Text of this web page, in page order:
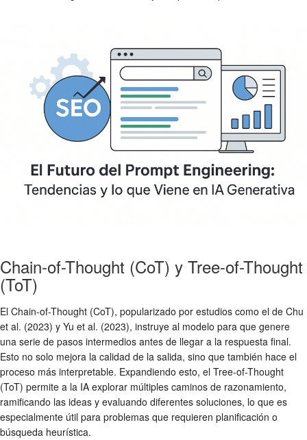
Chain-of-Thought (CoT) y Tree-of-Thought
(ToT)
El Chain-of-Thought (CoT), popularizado por estudios como el de Chu
et al. (2023) y Yu et al. (2023), instruye al modelo para que genere
una serie de pasos intermedios antes de llegar a la respuesta final.
Esto no solo mejora la calidad de la salida, sino que también hace el
proceso más interpretable. Expandiendo esto, el Tree-of-Thought
(ToT) permite a la IA explorar múltiples caminos de razonamiento,
ramificando las ideas y evaluando diferentes soluciones, lo que es
especialmente útil para problemas que requieren planificación o
búsqueda heurística.